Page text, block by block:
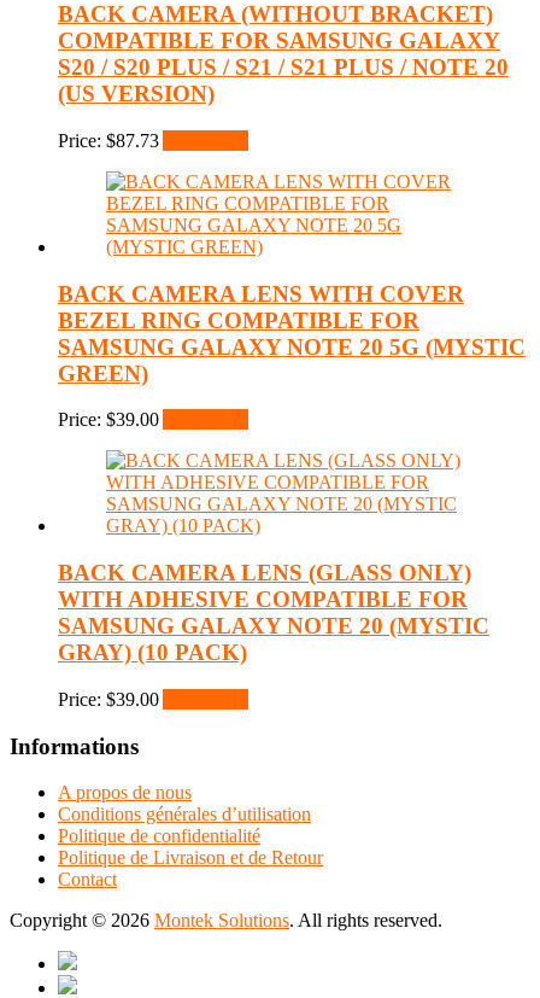
BACK CAMERA (WITHOUT BRACKET)
COMPATIBLE FOR SAMSUNG GALAXY
S20 / S20 PLUS / S21 / S21 PLUS / NOTE 20
(US VERSION)
Price: $87.73
BACK CAMERA LENS WITH COVER
BEZEL RING COMPATIBLE FOR
SAMSUNG GALAXY NOTE 20 5G (MYSTIC
GREEN)
Price: $39.00
BACK CAMERA LENS (GLASS ONLY)
WITH ADHESIVE COMPATIBLE FOR
SAMSUNG GALAXY NOTE 20 (MYSTIC
GRAY) (10 PACK)
Price: $39.00
Informations
A propos de nous
Conditions générales d’utilisation
Politique de confidentialité
Politique de Livraison et de Retour
Contact
Copyright © 2026 Montek Solutions. All rights reserved.